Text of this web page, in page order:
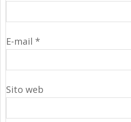
E-mail *
Sito web